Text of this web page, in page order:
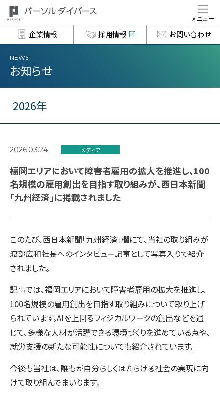
企業情報 採用情報 お問い合わせ
NEWS
お知らせ
2026年
2026.03.24 メディア
福岡エリアにおいて障害者雇用の拡大を推進し、100
名規模の雇用創出を目指す取り組みが、西日本新聞
「九州経済」に掲載されました
このたび、西日本新聞「九州経済」欄にて、当社の取り組みが
渡部広和社長へのインタビュー記事として写真入りで紹介
されました。
記事では、福岡エリアにおいて障害者雇用の拡大を推進し、
100名規模の雇用創出を目指す取り組みについて取り上げ
られています。AIを上回るフィジカルワークの創出などを通
じて、多様な人材が活躍できる環境づくりを進めている点や、
就労支援の新たな可能性についても紹介されています。
今後も当社は、誰もが自分らしくはたらける社会の実現に向
けて取り組んでまいります。